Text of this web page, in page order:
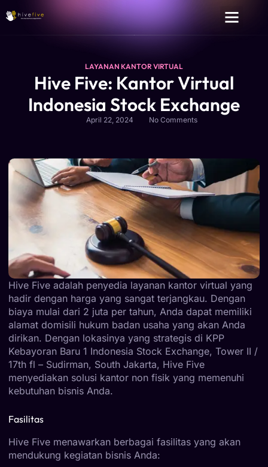
LAYANAN KANTOR VIRTUAL
Hive Five: Kantor Virtual
Indonesia Stock Exchange
April 22, 2024 No Comments
Hive Five adalah penyedia layanan kantor virtual yang
hadir dengan harga yang sangat terjangkau. Dengan
biaya mulai dari 2 juta per tahun, Anda dapat memiliki
alamat domisili hukum badan usaha yang akan Anda
dirikan. Dengan lokasinya yang strategis di KPP
Kebayoran Baru 1 Indonesia Stock Exchange, Tower II /
17th fl – Sudirman, South Jakarta, Hive Five
menyediakan solusi kantor non fisik yang memenuhi
kebutuhan bisnis Anda.
Fasilitas
Hive Five menawarkan berbagai fasilitas yang akan
mendukung kegiatan bisnis Anda: